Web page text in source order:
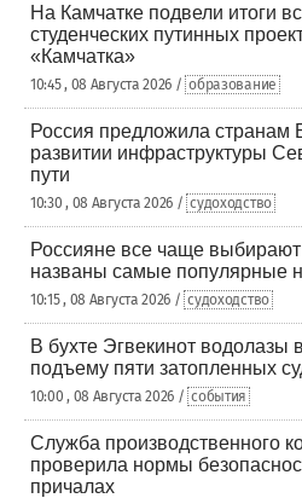
На Камчатке подвели итоги
студенческих путинных
«Камчатка»
10:45 , 08 Августа 2026 / образование
Россия предложила странам
развитии инфраструктуры
пути
10:30 , 08 Августа 2026 / судоходство
Россияне все чаще
названы самые популярные
10:15 , 08 Августа 2026 / судоходство
В бухте Эгвекинот водолазы
подъему пяти затопленных
10:00 , 08 Августа 2026 / события
Служба производственного
проверила нормы
причалах